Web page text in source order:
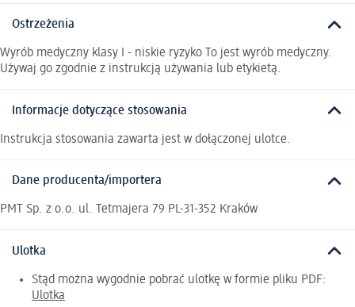
Ostrzeżenia
Wyrób medyczny klasy I - niskie ryzyko To jest wyrób medyczny.
Używaj go zgodnie z instrukcją używania lub etykietą.
Informacje dotyczące stosowania
Instrukcja stosowania zawarta jest w dołączonej ulotce.
Dane producenta/importera
PMT Sp. z o.o. ul. Tetmajera 79 PL-31-352 Kraków
Ulotka
Stąd można wygodnie pobrać ulotkę w formie pliku PDF:
Ulotka